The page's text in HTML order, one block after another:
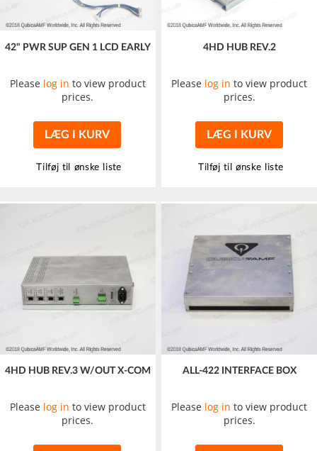
42" PWR SUP GEN 1 LCD EARLY
Please log in to view product
prices.
LÆG I KURV
Tilføj til ønske liste
4HD HUB REV.2
Please log in to view product
prices.
LÆG I KURV
Tilføj til ønske liste
4HD HUB REV.3 W/OUT X-COM
Please log in to view product
prices.
ALL-422 INTERFACE BOX
Please log in to view product
prices.